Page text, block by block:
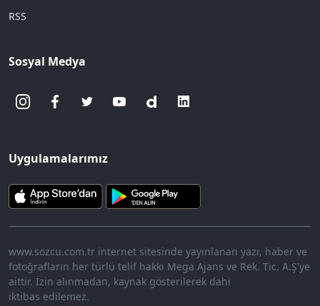
RSS
Sosyal Medya
Uygulamalarımız
www.sozcu.com.tr internet sitesinde yayınlanan yazı, haber ve
fotoğrafların her türlü telif hakkı Mega Ajans ve Rek. Tic. A.Ş'ye
aittir. İzin alınmadan, kaynak gösterilerek dahi
iktibas edilemez.